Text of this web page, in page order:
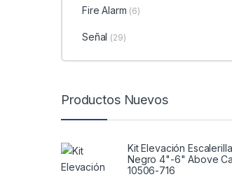
Fire Alarm (6)
Señal (29)
Productos Nuevos
Kit Elevación Escalerilla
Negro 4"-6" Above
10506-716